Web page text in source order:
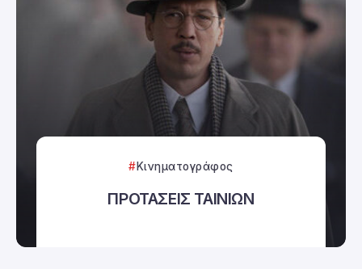
Κινηματογράφος
ΠΡΟΤΑΣΕΙΣ ΤΑΙΝΙΩΝ